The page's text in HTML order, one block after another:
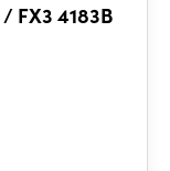
FX3 4183B